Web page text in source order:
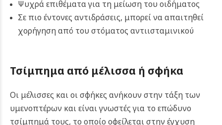
Ψυχρά επιθέματα για τη μείωση του οιδήματος
Σε πιο έντονες αντιδράσεις, μπορεί να απαιτηθεί
χορήγηση από του στόματος αντιισταμινικού
Τσίμπημα από μέλισσα ή σφήκα
Οι μέλισσες και οι σφήκες ανήκουν στην τάξη των
υμενοπτέρων και είναι γνωστές για το επώδυνο
τσίμπημά τους, το οποίο οφείλεται στην έγχυση